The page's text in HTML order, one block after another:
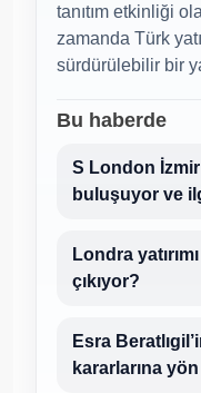
tanıtım etkinliği
zamanda Türk
sürdürülebilir bir
Bu haberde
S London
buluşuyor ve
Londra
çıkıyor?
Esra
kararlarına